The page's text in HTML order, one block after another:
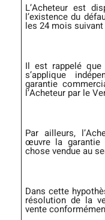
L’Acheteur est
l’existence du
les 24 mois
Il est rappelé
s’applique
garantie
l’Acheteur par le
Par ailleurs,
œuvre la garantie
chose vendue au
Dans cette
résolution de la
vente